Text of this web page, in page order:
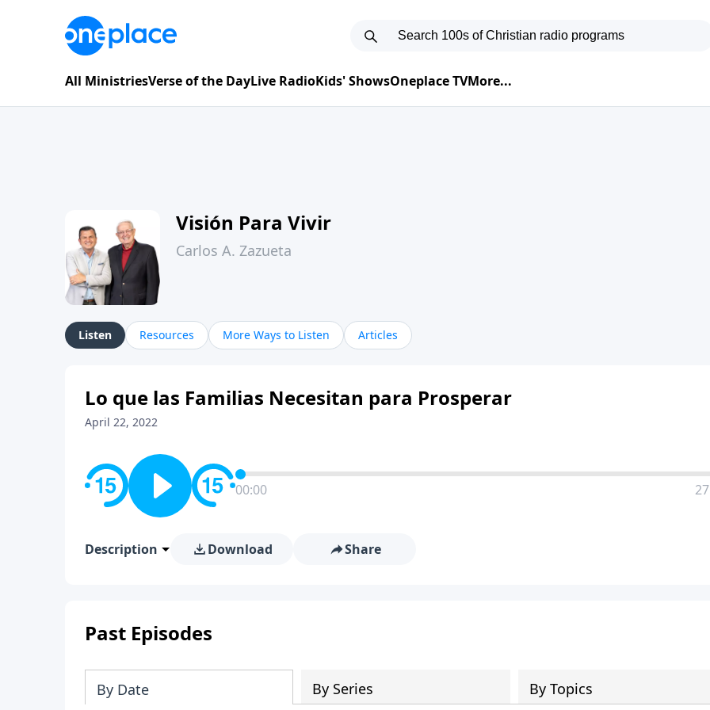
All MinistriesVerse of the DayLive RadioKids' ShowsOneplace TVMore...
Visión Para Vivir
Carlos A. Zazueta
Listen Resources More Ways to Listen Articles
Lo que las Familias Necesitan para Prosperar
April 22, 2022
00:00
Description Download Share
Past Episodes
By Date By Series By Topics